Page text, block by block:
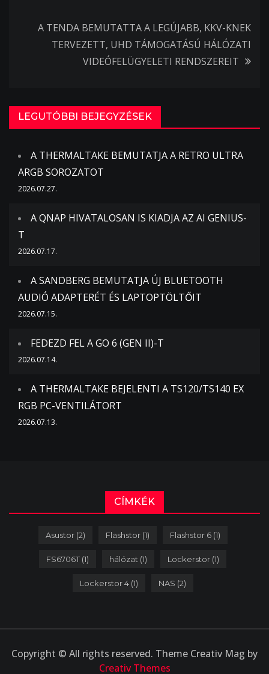
A TENDA BEMUTATTA A LEGÚJABB, KKV-KNEK
TERVEZETT, UHD TÁMOGATÁSÚ HÁLÓZATI
VIDEÓFELÜGYELETI RENDSZEREIT
LEGUTÓBBI BEJEGYZÉSEK
A THERMALTAKE BEMUTATJA A RETRO ULTRA
ARGB SOROZATOT
2026.07.27.
A QNAP HIVATALOSAN IS KIADJA AZ AI GENIUS-
T
2026.07.17.
A SANDBERG BEMUTATJA ÚJ BLUETOOTH
AUDIÓ ADAPTERÉT ÉS LAPTOPTÖLTŐIT
2026.07.15.
FEDEZD FEL A GO 6 (GEN II)-T
2026.07.14.
A THERMALTAKE BEJELENTI A TS120/TS140 EX
RGB PC-VENTILÁTORT
2026.07.13.
CÍMKÉK
Asustor(2) Flashstor(1) Flashstor 6(1)
FS6706T (1) hálózat (1) Lockerstor (1)
Lockerstor 4(1) NAS (2)
Copyright © All rights reserved. Theme Creativ Mag by
Creativ Themes